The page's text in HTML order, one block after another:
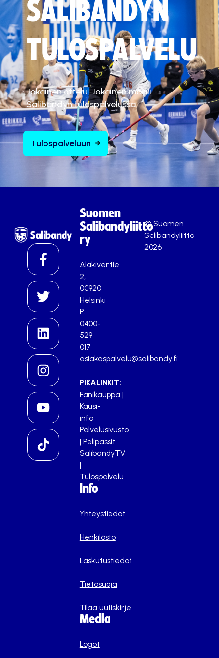
SALIBANDYN
TULOSPALVELU
Jokainen ottelu. Jokainen maali.
Salibandyn tulospalvelussa.
Tulospalveluun
Suomen
Salibandyliitto
ry
Alakiventie
2,
00920
Helsinki
P.
0400-
529
017
asiakaspalvelu@salibandy.fi
PIKALINKIT:
Fanikauppa |
Kausi-
info
Palvelusivusto
| Pelipassit
SalibandyTV
|
Tulospalvelu
Info
Yhteystiedot
Henkilöstö
Laskutustiedot
Tietosuoja
Tilaa uutiskirje
Media
Logot
© Suomen
Salibandyliitto
2026